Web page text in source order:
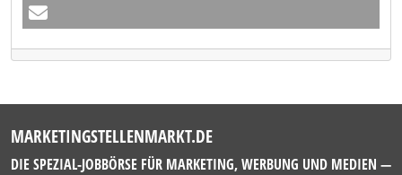
MARKETINGSTELLENMARKT.DE
DIE SPEZIAL-JOBBÖRSE FÜR MARKETING, WERBUNG UND MEDIEN —